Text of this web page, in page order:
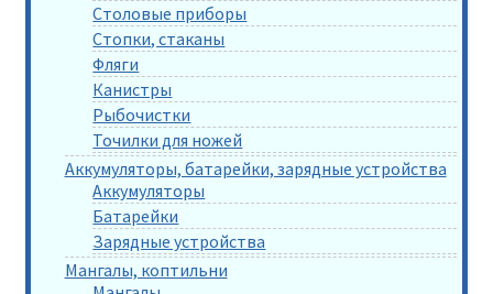
Столовые приборы
Стопки, стаканы
Фляги
Канистры
Рыбочистки
Точилки для ножей
Аккумуляторы, батарейки, зарядные устройства
Аккумуляторы
Батарейки
Зарядные устройства
Мангалы, коптильни